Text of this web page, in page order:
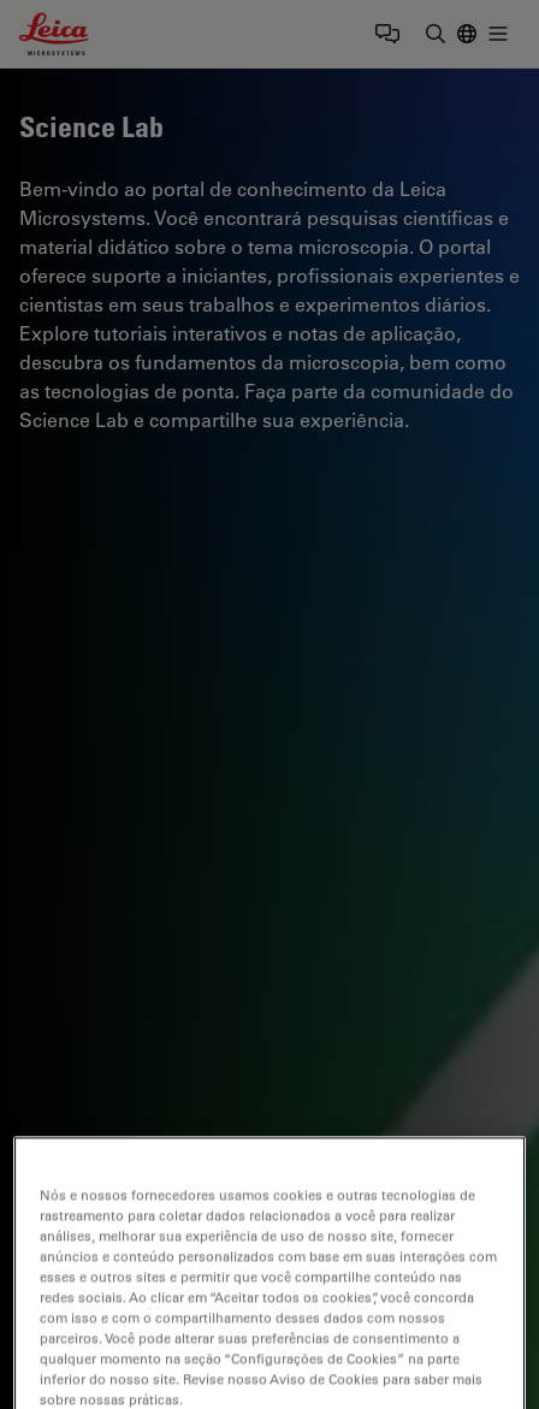
Leica Microsystems Logo
Science Lab
Bem-vindo ao portal de conhecimento da Leica
Microsystems. Você encontrará pesquisas científicas e
material didático sobre o tema microscopia. O portal
oferece suporte a iniciantes, profissionais experientes e
cientistas em seus trabalhos e experimentos diários.
Explore tutoriais interativos e notas de aplicação,
descubra os fundamentos da microscopia, bem como
as tecnologias de ponta. Faça parte da comunidade do
Science Lab e compartilhe sua experiência.
Nós e nossos fornecedores usamos cookies e outras tecnologias de
rastreamento para coletar dados relacionados a você para realizar
análises, melhorar sua experiência de uso de nosso site, fornecer
anúncios e conteúdo personalizados com base em suas interações com
esses e outros sites e permitir que você compartilhe conteúdo nas
redes sociais. Ao clicar em “Aceitar todos os cookies”, você concorda
com isso e com o compartilhamento desses dados com nossos
parceiros. Você pode alterar suas preferências de consentimento a
qualquer momento na seção “Configurações de Cookies” na parte
inferior do nosso site. Revise nosso Aviso de Cookies para saber mais
sobre nossas práticas.